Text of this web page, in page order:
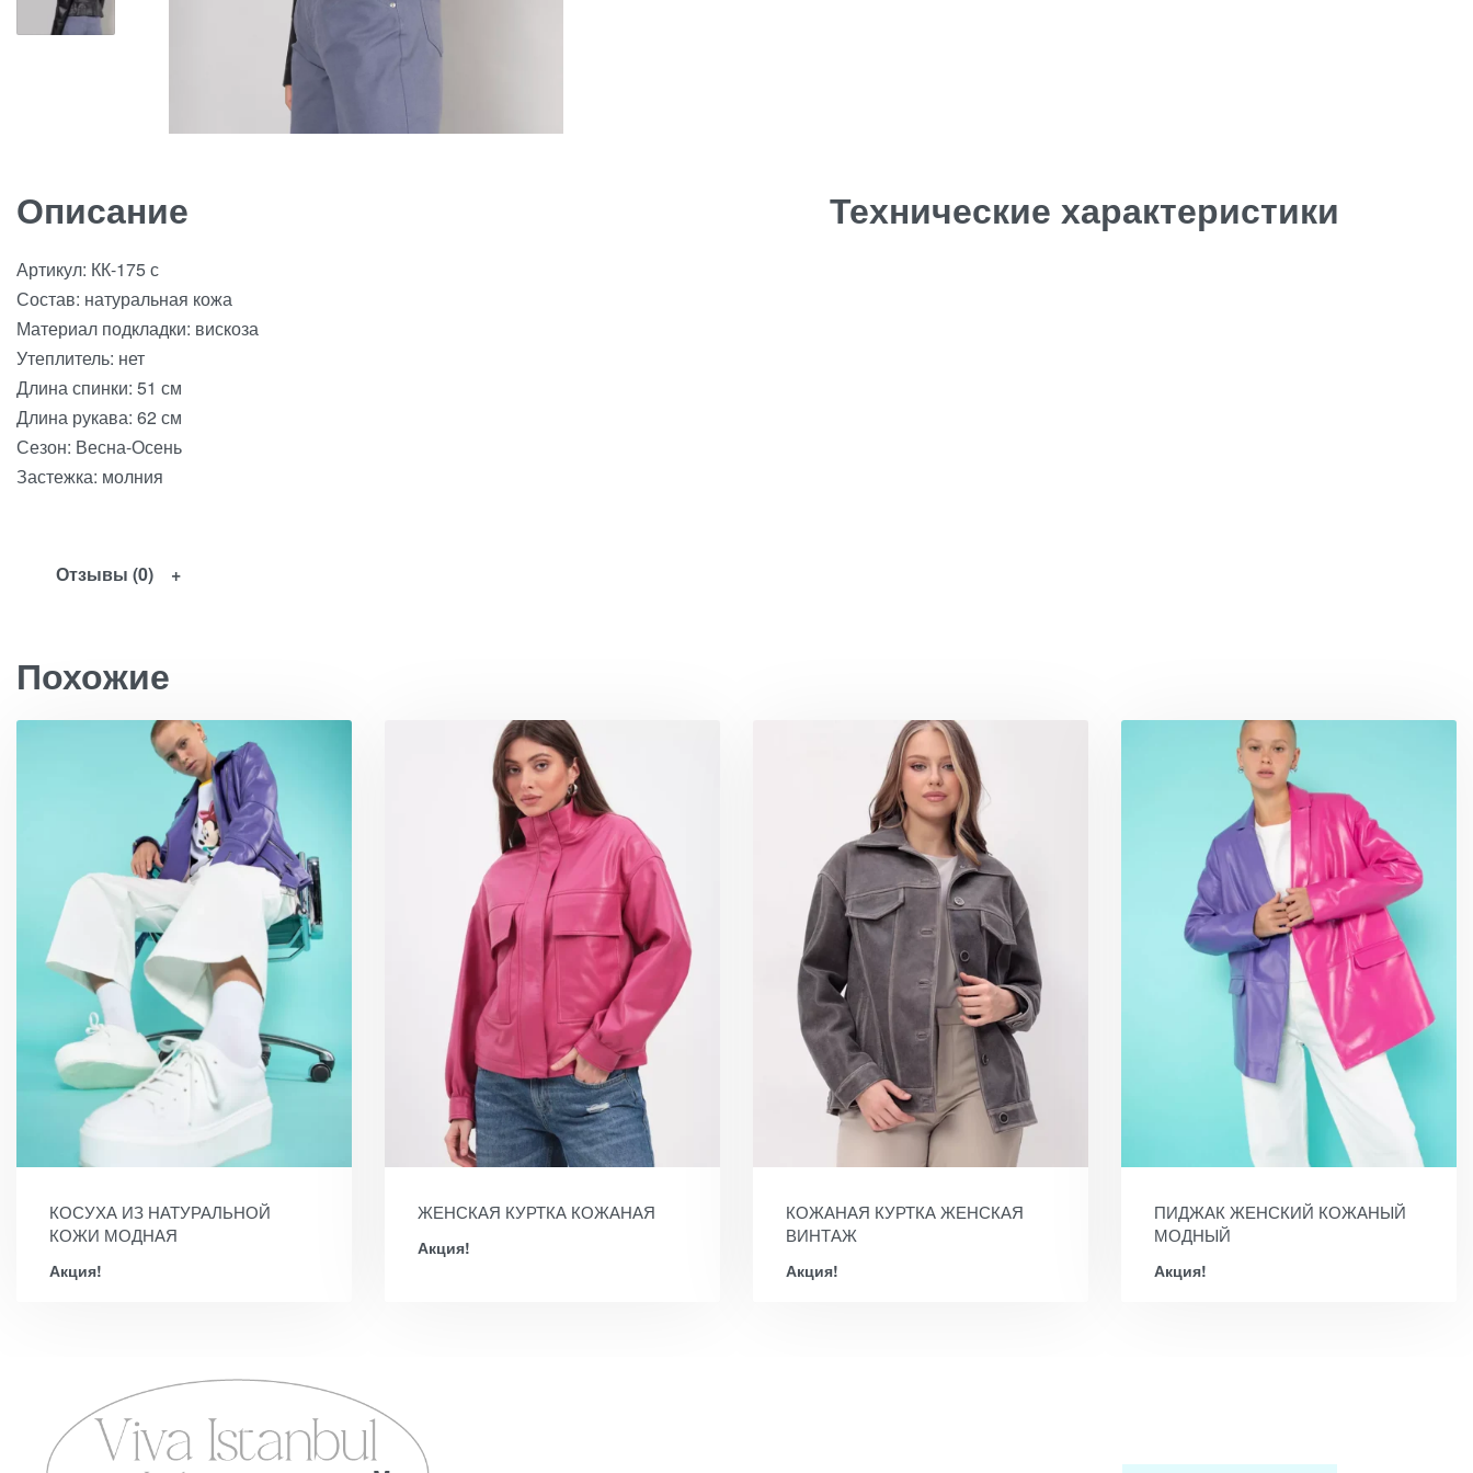
Описание
Артикул: КК-175 с
Состав: натуральная кожа
Материал подкладки: вискоза
Утеплитель: нет
Длина спинки: 51 см
Длина рукава: 62 см
Сезон: Весна-Осень
Застежка: молния
Технические характеристики
Отзывы (0)
Похожие
КОСУХА ИЗ НАТУРАЛЬНОЙ
КОЖИ МОДНАЯ
Акция!
ЖЕНСКАЯ КУРТКА КОЖАНАЯ
Акция!
КОЖАНАЯ КУРТКА ЖЕНСКАЯ
ВИНТАЖ
Акция!
ПИДЖАК ЖЕНСКИЙ КОЖАНЫЙ
МОДНЫЙ
Акция!